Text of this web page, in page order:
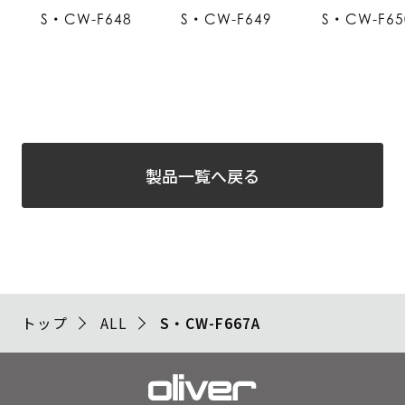
S・CW-F648 S・CW-F649 S・CW-
製品一覧へ戻る
トップ ALL S・CW-F667A